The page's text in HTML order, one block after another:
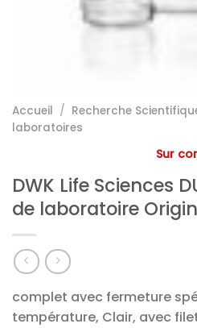
Accueil / Recherche
laboratoires
Sur
DWK Life Sciences
de laboratoire
complet avec fermeture
température, Clair, avec